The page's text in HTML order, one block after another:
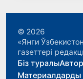
© 2026
«Янги
газеттері
Біз туралы
Материалдарды